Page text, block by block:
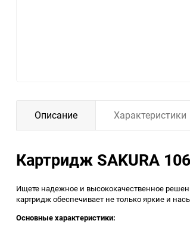
Описание Характеристики
Картридж SAKURA
Ищете надежное и высококачественное
картридж обеспечивает не только яркие и
Основные характеристики: